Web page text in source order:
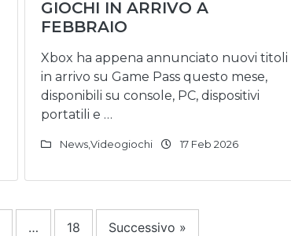
GIOCHI IN ARRIVO A
FEBBRAIO
Xbox ha appena annunciato nuovi titoli
in arrivo su Game Pass questo mese,
disponibili su console, PC, dispositivi
portatili e …
NewsVideogiochi 17 Feb 2026
… 18 Successivo »